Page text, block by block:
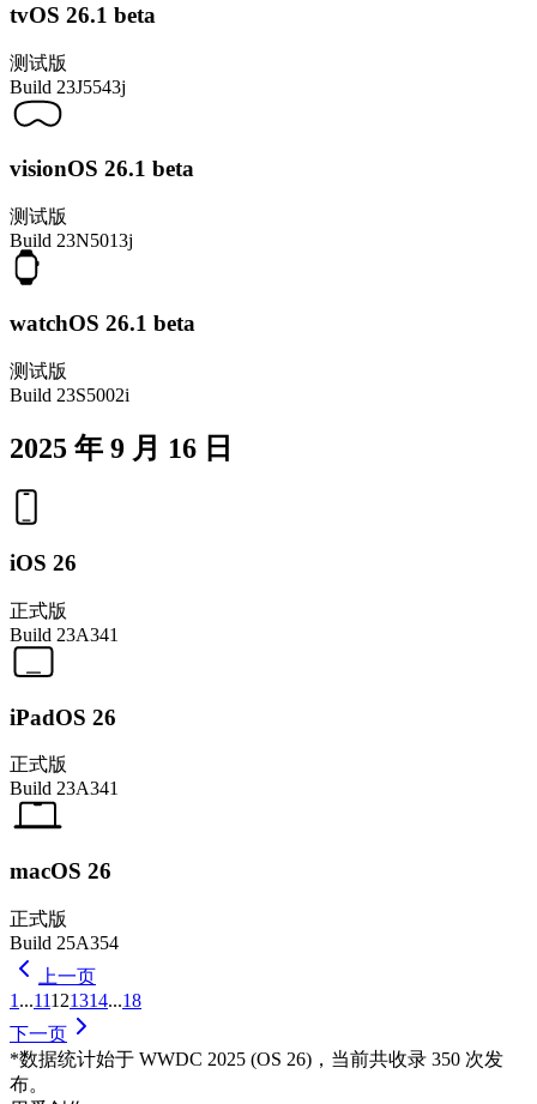
tvOS 26.1 beta
测试版
Build 23J5543j
visionOS 26.1 beta
测试版
Build 23N5013j
watchOS 26.1 beta
测试版
Build 23S5002i
2025 年 9 月 16 日
iOS 26
正式版
Build 23A341
iPadOS 26
正式版
Build 23A341
macOS 26
正式版
Build 25A354
上一页
1 ...11121314...18
下一页
*数据统计始于 WWDC 2025 (OS 26)，当前共收录 350 次发
布。